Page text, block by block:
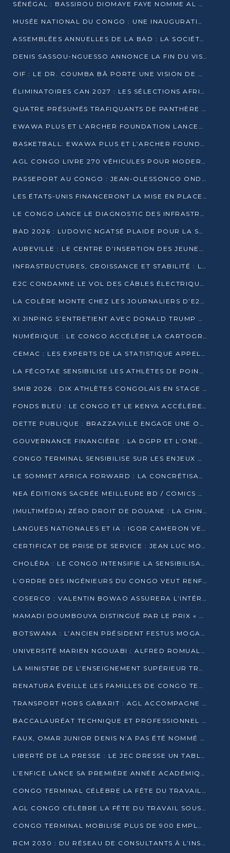
SÉNÉGAL : BASSIROU DIOMAYE FAYE NOMME AL AMINOU LÔ PREMIER MINISTRE
MUSÉE NATIONAL DU CONGO : UNE INAUGURATION PORTEUSE D’ESPOIR POUR LA CULTURE
ASSEMBLÉES ANNUELLES DE LA BAD : LA SOCIÉTÉ CIVILE CONGOLAISE À LA RECHERCHE DE PARTENAIRES POUR SES PROJETS
DENIS SASSOU-NGUESSO ANNONCE LA FIN DU VISA POUR LES AFRICAINS EN 2027
OIF : LE DR. COUMBA BÂ PORTE UNE VISION DE DIALOGUE, DE STABILITÉ ET DE RÉFORME À LA TÊTE
ÉLIMINATOIRES CAN 2027 : LES SÉLECTIONS AFRICAINES CONNAISSENT LEURS ADVERSAIRES
QUATRE PRÉSUMÉS TRAFIQUANTS DE PANTHÈRE ARRÊTÉS À EWO
EWAWA PLUS ET L’ARCHER FOUNDATION LANCENT UN CAMP DE BASKET POUR LES JEUNES À BRAZZAVILLE
BASKETBALL: EWAWA PLUS ET L’ARCHER FOUNDATION LANCENT UN CAMP POUR LES JEUNES
AGL CONGO LIVRE 270 VÉHICULES POUR MODERNISER LE TRANSPORT URBAIN
PASSEPORT AU CONGO : JEAN-OLESSONGO ONDAYE VEUT METTRE FIN AUX LENTEURS ADMINISTRATIVES
LES ÉTATS-UNIS FINANCERONT LA MISE EN PLACE DE JUSQU’À 50 CLINIQUES DE LUTTE CONTRE L’EBOLA
LE CONGO LANCE LE DIAGNOSTIC DES INFRASTRUCTURES SPORTIVES DU COMPLEXE DE KINTÉLÉ
BAD 2026 : LUDOVIC NGATSÉ PLAIDE POUR LA SOUVERAINETÉ FINANCIÈRE AFRICAINE
AUBEVILLE : LE CENTRE D’INSERTION DES JEUNES PRÊT À OUVRIR SES PORTES
INFRASTRUCTURES, CROISSANCE ET STABILITÉ : LA GUINÉE AFFÛTE SES AMBITIONS
E2C CONDAMNE LE VOL DES CÂBLES ÉLECTRIQUES APRÈS UNE VIDÉO VIRALE
LA COLÈRE MONTE CHEZ LES JOURNALIERS D’E2C QUI DÉNONCENT 20 ANS DE PRÉCARITÉ
XI JINPING S’ENTRETIENT AVEC DONALD TRUMP À BEIJING
NUMÉRIQUE : LE CONGO ACCÉLÈRE LA CARTOGRAPHIE DE SES INFRASTRUCTURES DIGITALES
CEMAC : LES EXPERTS DE LA STATISTIQUE APPELLENT À RENFORCER LA SÉCURISATION DES DONNÉES
LA FÉCOTAE SENSIBILISE LES ATHLÈTES DE POINTE-NOIRE À L’HYGIÈNE ALIMENTA
SMIB 2026 : DIX ATHLÈTES CONGOLAIS EN STAGE AU KENYA
FONDS BLEU : LE CONGO ET LE KENYA ACCÉLÈRENT LA MOBILISATION DES FINANCEMENTS
DETTE PUBLIQUE : BRAZZAVILLE ENGAGE UNE OPÉRATION DE RACHAT DE 575 MILLIONS DE DOLLARS
GOUVERNANCE FINANCIÈRE : LA DGPP ET L’ONEC-C VERS UN PARTENARIAT POUR ASSAINIR LES ENTREPRISES PUBLIQUES
CONGO TERMINAL SENSIBILISE SUR LES ENJEUX DE LA SANTÉ MENTALE EN
LE SOMMET AFRICA FORWARD : LA CONCRÉTISATION DE PARTENARIATS ÉQUILIBRÉS ET TOURNÉS VERS L’AVENIR ENTRE LE CONTINENT AFRICAIN ET LA FRANCE
NEA ÉDITIONS SACRÉE MEILLEURE BD / COMICS D’AFRIQUE AU KENYA
(MULTIMÉDIA) ZÉRO DROIT DE DOUANE : LA CHINE ET L’AFRIQUE VERS UNE PROXIMITÉ SANS PRÉCÉDENT (PAPIER GÉNÉRAL)
LANGUES NATIONALES ET IA : IGOR CAMERON VEUT ARRIMER LA STRATÉGIE IA À LA LOI SUR LA RECHERCHE
CERTIFICAT DE PRISE DE SERVICE : JEAN LUC MOUTHOU DÉMENT UNE « FAKE NEWS »
CHOLÉRA : LE CONGO INTENSIFIE LA SENSIBILISATION AU MARCHÉ DE TALANGAÏ
L’ORDRE DES INGÉNIEURS DU CONGO VEUT RENFORCER L’ÉTHIQUE ET LA CRÉDIBILITÉ DE LA PROFESSION
COSERCO : VALENTIN BOWAO ASSURERA L’INTÉRIM À LA TÊTE DU BUREAU EXÉCUTIF NATIONAL
MAMADI DOUMBOUYA DISTINGUÉ PAR LE PRIX « SUPER GRAND BÂTISSEUR BABACAR N’DIAYE »
BOTSWANA : L’ANCIEN PRÉSIDENT FESTUS MOGAE EST MORT À 86 ANS
UNIVERSITÉ MARIEN NGOUABI : ALFRED ROMUALD NGUYA POATY SOUTIENT UNE THÈSE SUR LE PARADOXE DE LA CROISSANCE EN ZONE CEMAC
LA MINISTRE DE L’ENSEIGNEMENT SUPÉRIEUR TRACE SA FEUILLE DE ROUTE
RENATURA ÉVEILLE LES FAMILLES DE CONGO TERMINAL À LA PROTECTION DE L’ENVIRONNEMENT
TRANSPORT HORS GABARIT : AGL ACCOMPAGNE LE DÉVELOPPEMENT DU SECTEUR BRASSICOLE AU CONGO
BACCALAURÉAT TECHNIQUE ET PROFESSIONNEL : 16 352 CANDIDATS LANCÉS DANS LES ÉPREUVES D’EPS
FAUX, OMAR JUNIOR DENIS N’A PAS ÉTÉ NOMMÉ AIDE DE CAMP ADJOINT DE DENIS SASSOU NGUESSO
LIBERTÉ DE LA PRESSE : LE JEC DRESSE UN TABLEAU PRÉOCCUPANT AU CONGO
L’ENFICE LANCE SA PREMIÈRE ANNÉE ACADÉMIQUE AVEC 100 FUTURS ENSEIGNANTS
CONGO TERMINAL CÉLÈBRE LA FÊTE DU TRAVAIL AVEC SES COLLABORATEURS À POINTE-NOIRE
AGL CONGO CÉLÈBRE LA FÊTE DU TRAVAIL SOUS LE SIGNE DE LA COHÉSION
CONGO TERMINAL MOBILISE PLUS DE 900 EMPLOYÉS AUTOUR DE LA SÉCURITÉ AU TRAVAIL
RCM 2030 : DU RÉSEAU DE CONSULTANTS À L’INSTRUMENT DE PUISSANCE EN AFRIQUE FRANCOPHONE